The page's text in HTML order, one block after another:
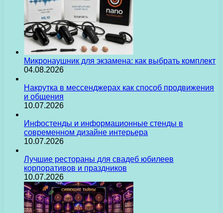
Микронаушник для экзамена: как выбрать комплект
04.08.2026
Накрутка в мессенджерах как способ продвижения
и общения
10.07.2026
Инфостенды и информационные стенды в
современном дизайне интерьера
10.07.2026
Лучшие рестораны для свадеб юбилеев
корпоративов и праздников
10.07.2026